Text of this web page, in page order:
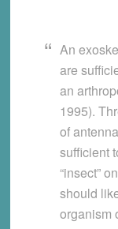
An
are
an
1995).
of
sufficient
“insect”
should
organism